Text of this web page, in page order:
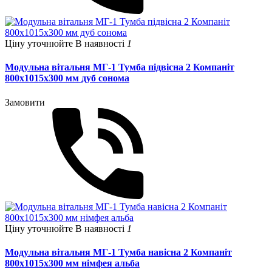
Ціну уточнюйте В наявності 1
Модульна вітальня МГ-1 Тумба підвісна 2 Компаніт
800х1015х300 мм дуб сонома
Замовити
Ціну уточнюйте В наявності 1
Модульна вітальня МГ-1 Тумба навісна 2 Компаніт
800х1015х300 мм німфея альба